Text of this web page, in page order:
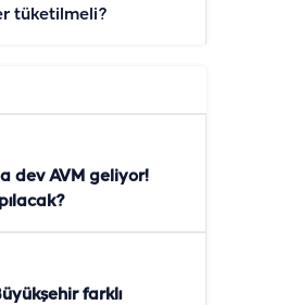
tüketilmeli?
dev AVM geliyor!
farklı